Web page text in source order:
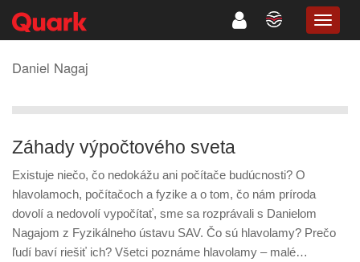
Daniel Nagaj
Záhady výpočtového sveta
Existuje niečo, čo nedokážu ani počítače budúcnosti? O
hlavolamoch, počítačoch a fyzike a o tom, čo nám príroda
dovolí a nedovolí vypočítať, sme sa rozprávali s Danielom
Nagajom z Fyzikálneho ústavu SAV. Čo sú hlavolamy? Prečo
ľudí baví riešiť ich? Všetci poznáme hlavolamy – malé…